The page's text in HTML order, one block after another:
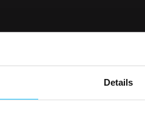
Details
vanaf € 150,- excl. BTW